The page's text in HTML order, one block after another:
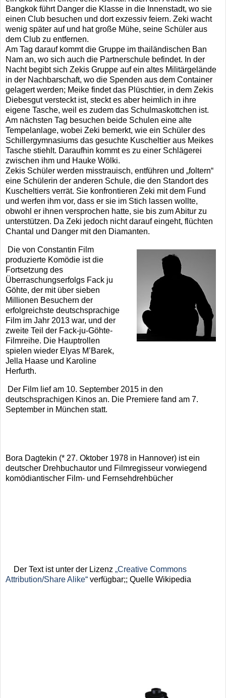
Bangkok führt Danger die Klasse in die Innenstadt, wo sie
einen Club besuchen und dort exzessiv feiern. Zeki wacht
wenig später auf und hat große Mühe, seine Schüler aus
dem Club zu entfernen.
Am Tag darauf kommt die Gruppe im thailändischen Ban
Nam an, wo sich auch die Partnerschule befindet. In der
Nacht begibt sich Zekis Gruppe auf ein altes Militärgelände
in der Nachbarschaft, wo die Spenden aus dem Container
gelagert werden; Meike findet das Plüschtier, in dem Zekis
Diebesgut versteckt ist, steckt es aber heimlich in ihre
eigene Tasche, weil es zudem das Schulmaskottchen ist.
Am nächsten Tag besuchen beide Schulen eine alte
Tempelanlage, wobei Zeki bemerkt, wie ein Schüler des
Schillergymnasiums das gesuchte Kuscheltier aus Meikes
Tasche stiehlt. Daraufhin kommt es zu einer Schlägerei
zwischen ihm und Hauke Wölki.
Zekis Schüler werden misstrauisch, entführen und „foltern“
eine Schülerin der anderen Schule, die den Standort des
Kuscheltiers verrät. Sie konfrontieren Zeki mit dem Fund
und werfen ihm vor, dass er sie im Stich lassen wollte,
obwohl er ihnen versprochen hatte, sie bis zum Abitur zu
unterstützen. Da Zeki jedoch nicht darauf eingeht, flüchten
Chantal und Danger mit den Diamanten.
Die von Constantin Film
produzierte Komödie ist die
Fortsetzung des
Überraschungserfolgs Fack ju
Göhte, der mit über sieben
Millionen Besuchern der
erfolgreichste deutschsprachige
Film im Jahr 2013 war, und der
zweite Teil der Fack-ju-Göhte-
Filmreihe. Die Hauptrollen
spielen wieder Elyas M’Barek,
Jella Haase und Karoline
Herfurth.
Der Film lief am 10. September 2015 in den
deutschsprachigen Kinos an. Die Premiere fand am 7.
September in München statt.
Bora Dagtekin (* 27. Oktober 1978 in Hannover) ist ein
deutscher Drehbuchautor und Filmregisseur vorwiegend
komödiantischer Film- und Fernsehdrehbücher
Der Text ist unter der Lizenz „Creative Commons
Attribution/Share Alike“ verfügbar;; Quelle Wikipedia